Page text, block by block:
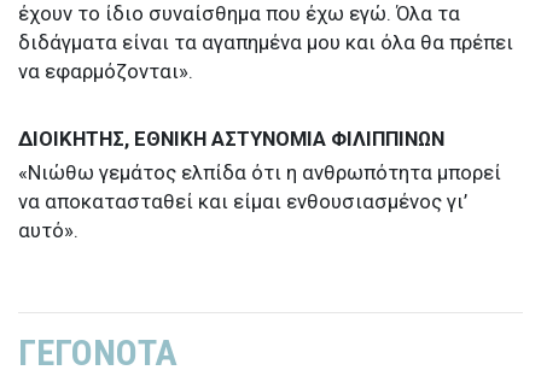
έχουν το ίδιο συναίσθημα που έχω εγώ. Όλα τα
διδάγματα είναι τα αγαπημένα μου και όλα θα πρέπει
να εφαρμόζονται».
ΔΙΟΙΚΗΤΗΣ, ΕΘΝΙΚΗ ΑΣΤΥΝΟΜΙΑ ΦΙΛΙΠΠΙΝΩΝ
«Νιώθω γεμάτος ελπίδα ότι η ανθρωπότητα μπορεί
να αποκατασταθεί και είμαι ενθουσιασμένος γι’
αυτό».
ΓΕΓΟΝΟΤΑ